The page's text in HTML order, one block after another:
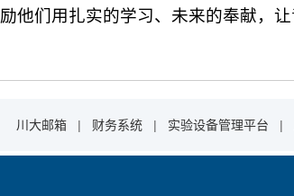
励他们用扎实的学习、未来的奉献，
川大邮箱 | 财务系统 | 实验设备管理平台 |